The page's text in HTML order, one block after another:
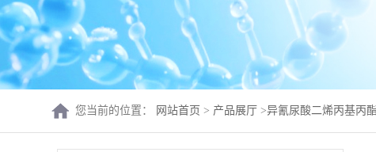
您当前的位置： 网站首页 > 产品展厅 >异氰尿酸二烯丙基丙